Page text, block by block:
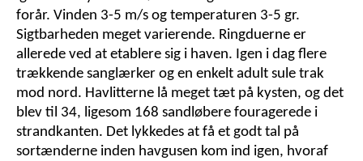
forår. Vinden 3-5 m/s og temperaturen 3-5 gr.
Sigtbarheden meget varierende. Ringduerne er
allerede ved at etablere sig i haven. Igen i dag flere
trækkende sanglærker og en enkelt adult sule trak
mod nord. Havlitterne lå meget tæt på kysten, og det
blev til 34, ligesom 168 sandløbere fouragerede i
strandkanten. Det lykkedes at få et godt tal på
sortænderne inden havgusen kom ind igen, hvoraf